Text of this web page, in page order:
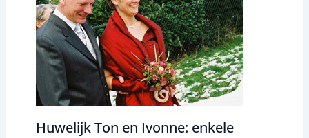
Huwelijk Ton en Ivonne: enkele